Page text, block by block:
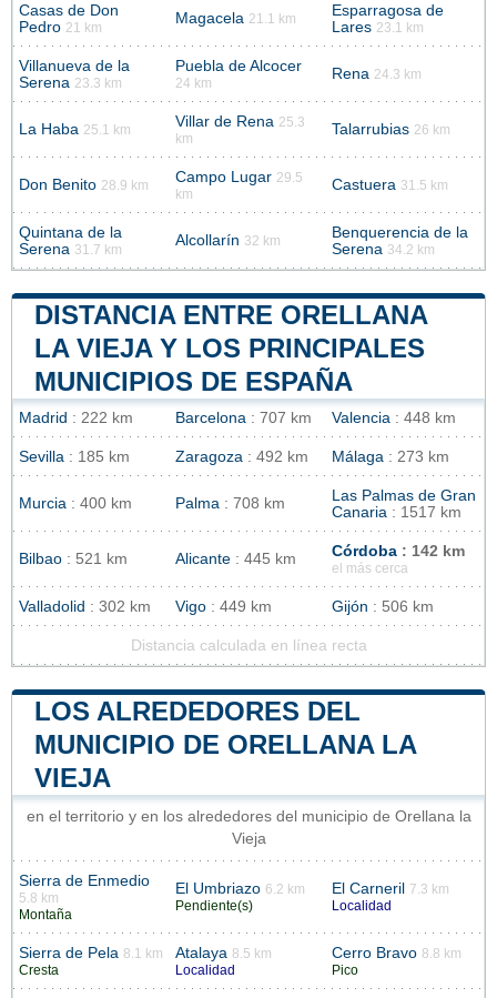
Casas de Don
Pedro 21 km
Magacela 21.1 km
Esparragosa de
Lares 23.1 km
Villanueva de la
Serena 23.3 km
Puebla de Alcocer
24 km
Rena 24.3 km
La Haba 25.1 km Villar de Rena 25.3
km
Talarrubias 26 km
Don Benito 28.9 km Campo Lugar 29.5
km
Castuera 31.5 km
Quintana de la
Serena 31.7 km
Alcollarín 32 km
Benquerencia de la
Serena 34.2 km
DISTANCIA ENTRE ORELLANA
LA VIEJA Y LOS PRINCIPALES
MUNICIPIOS DE ESPAÑA
Madrid : 222 km Barcelona : 707 km Valencia : 448 km
Sevilla : 185 km Zaragoza : 492 km Málaga : 273 km
Murcia : 400 km Palma : 708 km
Las Palmas de Gran
Canaria : 1517 km
Bilbao : 521 km Alicante : 445 km Córdoba : 142 km
el más cerca
Valladolid : 302 km Vigo : 449 km Gijón : 506 km
Distancia calculada en línea recta
LOS ALREDEDORES DEL
MUNICIPIO DE ORELLANA LA
VIEJA
en el territorio y en los alrededores del municipio de Orellana la
Vieja
Sierra de Enmedio
5.8 km
Montaña
El Umbriazo 6.2 km
Pendiente(s)
El Carneril
7.3 km
Localidad
Sierra de Pela 8.1 km
Cresta
Atalaya 8.5 km
Localidad
Cerro Bravo 8.8 km
Pico